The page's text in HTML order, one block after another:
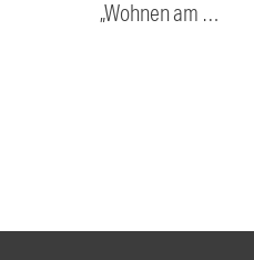
„Wohnen am …